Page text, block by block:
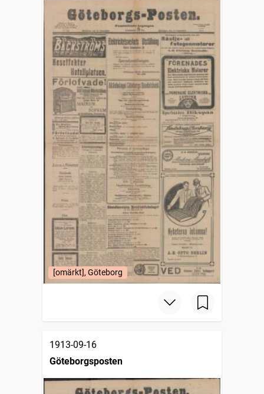
[omärkt], Göteborg
1913-09-16
Göteborgsposten